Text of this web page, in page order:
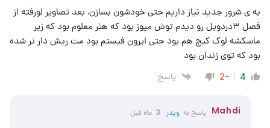
به ی شرور جدید نیاز داریم حتی خودشون بسازن. بعد تصاویر لورفته از
فصل ۳دردویل رو دیدم توش میوز بود که هثر معلوم بود که زیر
ماسکشه لوک کیج هم بود حتی ایرون فیستم بود مت ریش دار تر شده
بود که توی زندان بود
4
-2 پاسخ
Mahdi پاسخ بهویدر 3 ماه قبل